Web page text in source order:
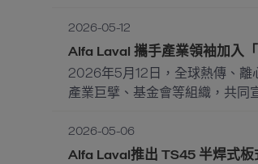
2026-05-12
Alfa Laval 攜手產業領袖加入
2026年5月12日，全球熱傳、離
產業巨擘、基金會等組織，共同
2026-05-06
Alfa Laval推出 TS45 半焊式